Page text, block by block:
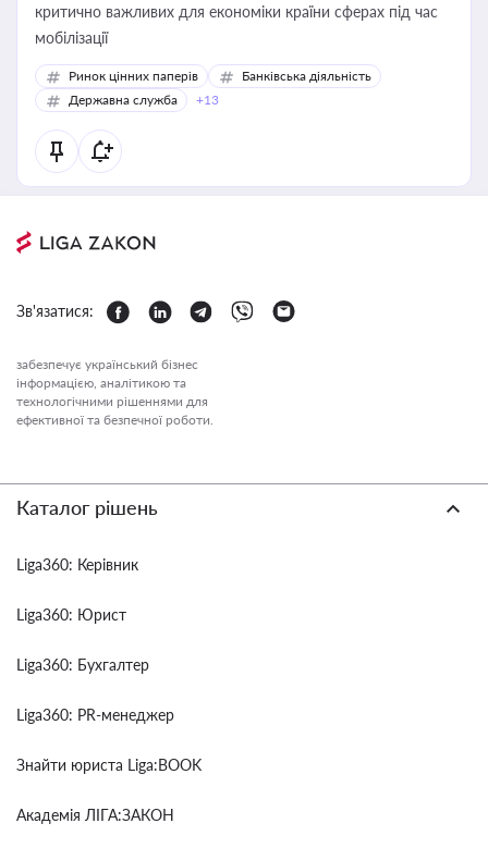
критично важливих для економіки країни сферах під час
мобілізації
Ринок цінних паперів
Банківська діяльність
Державна служба
+13
Зв'язатися:
забезпечує український бізнес
інформацією, аналітикою та
технологічними рішеннями для
ефективної та безпечної роботи.
Каталог рішень
Liga360: Керівник
Liga360: Юрист
Liga360: Бухгалтер
Liga360: PR-менеджер
Знайти юриста Liga:BOOK
Академія ЛІГА:ЗАКОН